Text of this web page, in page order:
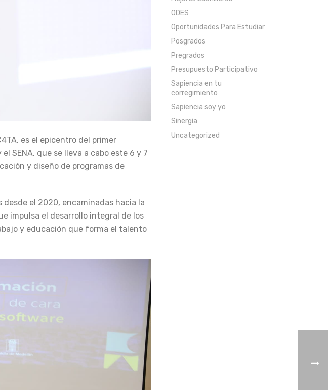
es el epicentro del primer
SENA, que se lleva a cabo este 6 y 7
y diseño de programas de
el 2020, encaminadas hacia la
impulsa el desarrollo integral de los
y educación que forma el talento
ODES
Oportunidades Para Estudiar
Posgrados
Pregrados
Presupuesto Participativo
Sapiencia en tu
corregimiento
Sapiencia soy yo
Sinergia
Uncategorized